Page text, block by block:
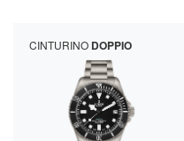
CINTURINO DOPPIO